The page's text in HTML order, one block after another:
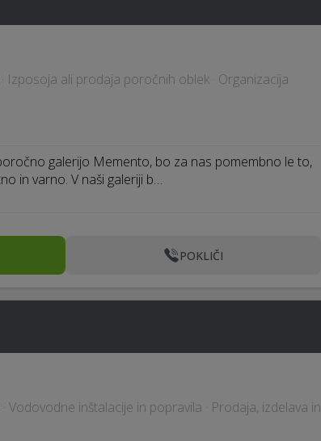
Izposoja ali prodaja poročnih oblek · Organizacija
galerijo Memento, bo za nas pomembno le to,
in varno. V naši galeriji b…
POKLIČI
Vodovodne inštalacije in popravila · Prodaja, izdelava in